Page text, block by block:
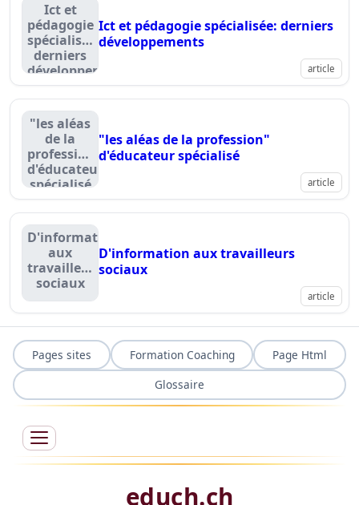
Ict et
pédagogie
spécialisée:
derniers
développements
Ict et pédagogie spécialisée: derniers
développements
article
"les aléas
de la
profession"
d'éducateur
spécialisé
"les aléas de la profession"
d'éducateur spécialisé
article
D'information
aux
travailleurs
sociaux
D'information aux travailleurs
sociaux
article
Pages sites Formation Coaching
Page Html
Glossaire
educh.ch